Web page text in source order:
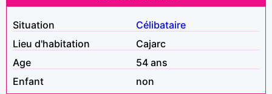
Situation
Célibataire
Lieu d'habitation
Cajarc
Age
54 ans
Enfant
non